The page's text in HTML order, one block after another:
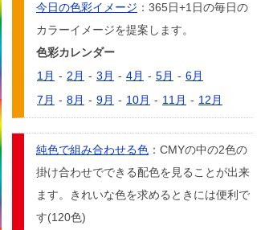
今日の色彩イメージ ：365日+1日の毎日の
カラーイメージを提案します。
色彩カレンダー
1月 - 2月 - 3月 - 4月 - 5月 - 6月
7月 - 8月 - 9月 - 10月 - 11月 - 12月
純色で組み合わせる色 ：CMYの中の2色の
掛け合わせでできる配色を見ることが出来
ます。きれいな色を求めるときには便利で
す(120色)